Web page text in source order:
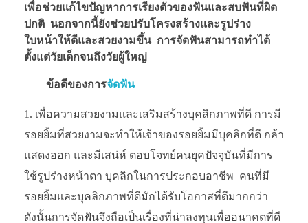
เพื่อช่วยแก้ไขปัญหาการเรียงตัวของฟันและสบฟันที่ผิด
ปกติ นอกจากนี้ยังช่วยปรับโครงสร้างและรูปร่าง
ใบหน้าให้ดีและสวยงามขึ้น การจัดฟันสามารถทำได้
ตั้งแต่วัยเด็กจนถึงวัยผู้ใหญ่
ข้อดีของการจัดฟัน
เพื่อความสวยงามและเสริมสร้างบุคลิกภาพที่ดี การมี
รอยยิ้มที่สวยงามจะทำให้เจ้าของรอยยิ้มมีบุคลิกที่ดี กล้า
แสดงออก และมีเสน่ห์ ตอบโจทย์คนยุคปัจจุบันที่มีการ
ใช้รูปร่างหน้าตา บุคลิกในการประกอบอาชีพ คนที่มี
รอยยิ้มและบุคลิกภาพที่ดีมักได้รับโอกาสที่ดีมากกว่า
ดังนั้นการจัดฟันจึงถือเป็นเรื่องที่น่าลงทุนเพื่ออนาคตที่ดี